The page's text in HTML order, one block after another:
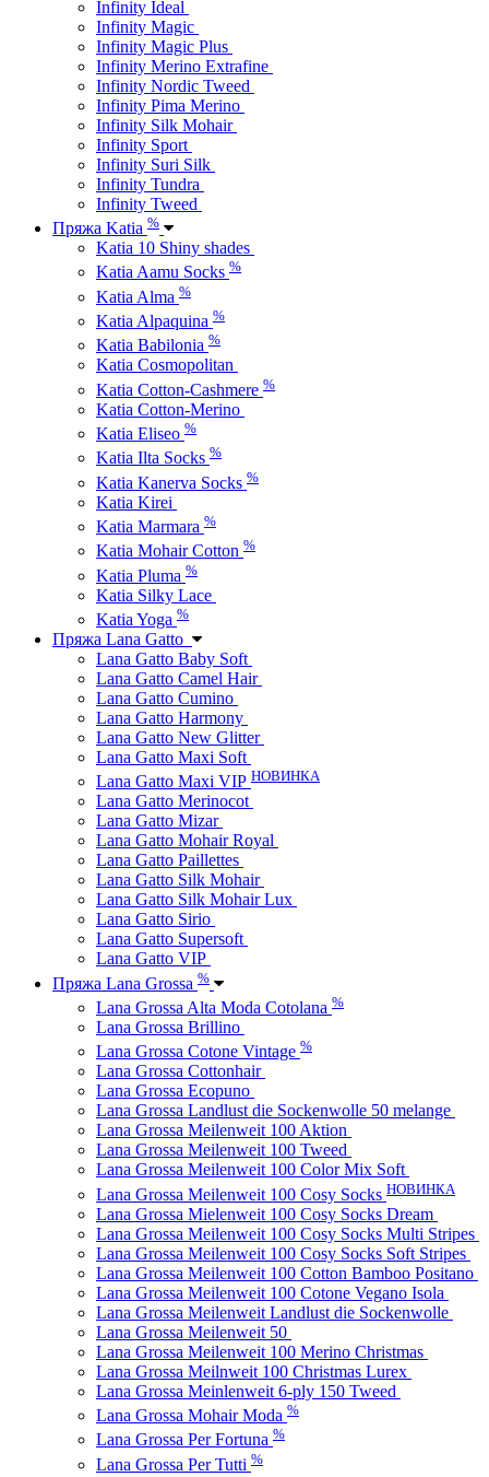
Infinity Ideal
Infinity Magic
Infinity Magic Plus
Infinity Merino Extrafine
Infinity Nordic Tweed
Infinity Pima Merino
Infinity Silk Mohair
Infinity Sport
Infinity Suri Silk
Infinity Tundra
Infinity Tweed
Пряжа Katia %
Katia 10 Shiny shades
Katia Aamu Socks %
Katia Alma %
Katia Alpaquina %
Katia Babilonia %
Katia Cosmopolitan
Katia Cotton-Cashmere %
Katia Cotton-Merino
Katia Eliseo %
Katia Ilta Socks %
Katia Kanerva Socks %
Katia Kirei
Katia Marmara %
Katia Mohair Cotton %
Katia Pluma %
Katia Silky Lace
Katia Yoga %
Пряжа Lana Gatto
Lana Gatto Baby Soft
Lana Gatto Camel Hair
Lana Gatto Cumino
Lana Gatto Harmony
Lana Gatto New Glitter
Lana Gatto Maxi Soft
Lana Gatto Maxi VIP НОВИНКА
Lana Gatto Merinocot
Lana Gatto Mizar
Lana Gatto Mohair Royal
Lana Gatto Paillettes
Lana Gatto Silk Mohair
Lana Gatto Silk Mohair Lux
Lana Gatto Sirio
Lana Gatto Supersoft
Lana Gatto VIP
Пряжа Lana Grossa %
Lana Grossa Alta Moda Cotolana %
Lana Grossa Brillino
Lana Grossa Cotone Vintage %
Lana Grossa Cottonhair
Lana Grossa Ecopuno
Lana Grossa Landlust die Sockenwolle 50 melange
Lana Grossa Meilenweit 100 Aktion
Lana Grossa Meilenweit 100 Tweed
Lana Grossa Meilenweit 100 Color Mix Soft
Lana Grossa Meilenweit 100 Cosy Socks НОВИНКА
Lana Grossa Mielenweit 100 Cosy Socks Dream
Lana Grossa Meilenweit 100 Cosy Socks Multi Stripes
Lana Grossa Meilenweit 100 Cosy Socks Soft Stripes
Lana Grossa Meilenweit 100 Cotton Bamboo Positano
Lana Grossa Meilenweit 100 Cotone Vegano Isola
Lana Grossa Meilenweit Landlust die Sockenwolle
Lana Grossa Meilenweit 50
Lana Grossa Meilenweit 100 Merino Christmas
Lana Grossa Meilnweit 100 Christmas Lurex
Lana Grossa Meinlenweit 6-ply 150 Tweed
Lana Grossa Mohair Moda %
Lana Grossa Per Fortuna %
Lana Grossa Per Tutti %